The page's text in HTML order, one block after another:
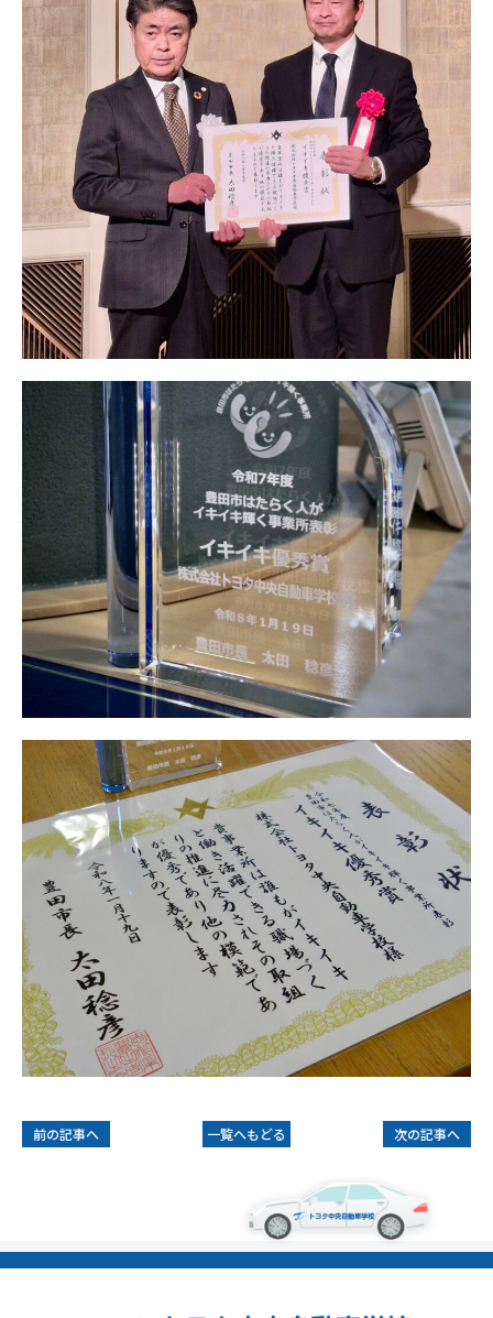
前の記事へ 一覧へもどる 次の記事へ